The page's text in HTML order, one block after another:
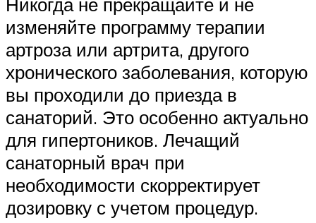
Никогда не прекращайте и не
изменяйте программу терапии
артроза или артрита, другого
хронического заболевания, которую
вы проходили до приезда в
санаторий. Это особенно актуально
для гипертоников. Лечащий
санаторный врач при
необходимости скорректирует
дозировку с учетом процедур.